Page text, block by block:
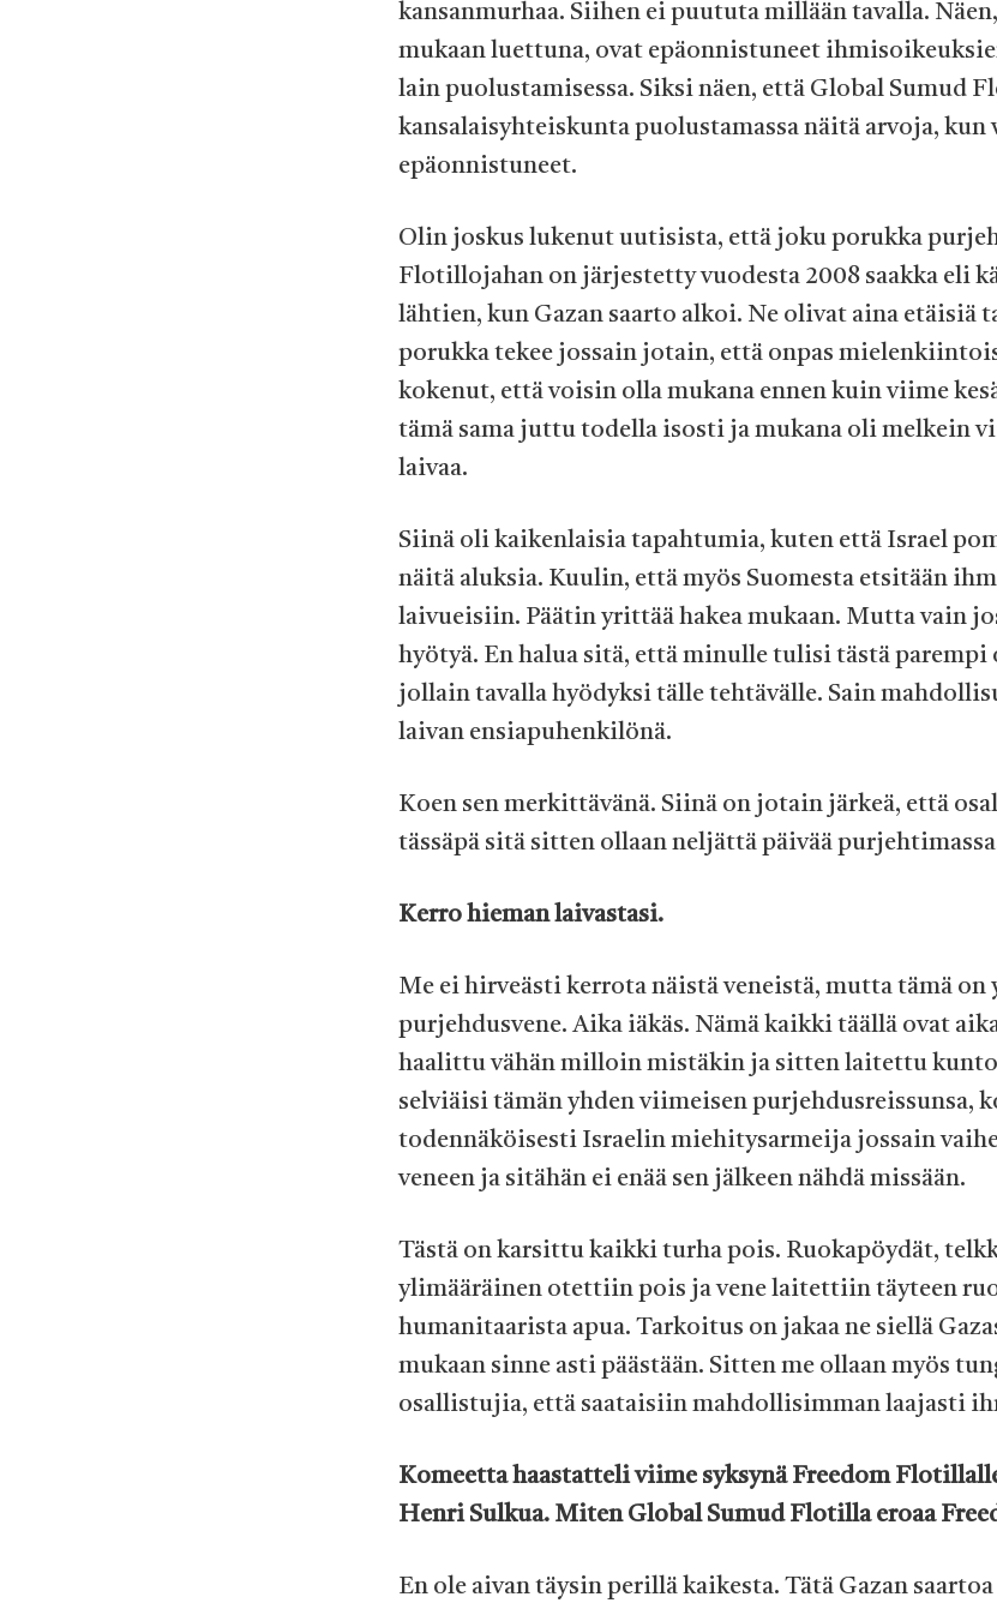
kansanmurhaa. Siihen ei puututa millään tavalla.
mukaan luettuna, ovat epäonnistuneet
lain puolustamisessa. Siksi näen, että Global Sumud
kansalaisyhteiskunta puolustamassa näitä arvoja,
epäonnistuneet.
Olin joskus lukenut uutisista, että joku porukka
Flotillojahan on järjestetty vuodesta 2008 saakka eli
lähtien, kun Gazan saarto alkoi. Ne olivat aina etäisiä
porukka tekee jossain jotain, että onpas
kokenut, että voisin olla mukana ennen kuin viime
tämä sama juttu todella isosti ja mukana oli melkein
laivaa.
Siinä oli kaikenlaisia tapahtumia, kuten että Israel
näitä aluksia. Kuulin, että myös Suomesta etsitään
laivueisiin. Päätin yrittää hakea mukaan. Mutta vain
hyötyä. En halua sitä, että minulle tulisi tästä parempi
jollain tavalla hyödyksi tälle tehtävälle. Sain
laivan ensiapuhenkilönä.
Koen sen merkittävänä. Siinä on jotain järkeä, että
tässäpä sitä sitten ollaan neljättä päivää
Kerro hieman laivastasi.
Me ei hirveästi kerrota näistä veneistä, mutta tämä on
purjehdusvene. Aika iäkäs. Nämä kaikki täällä ovat
haalittu vähän milloin mistäkin ja sitten laitettu
selviäisi tämän yhden viimeisen purjehdusreissunsa,
todennäköisesti Israelin miehitysarmeija jossain
veneen ja sitähän ei enää sen jälkeen nähdä missään.
Tästä on karsittu kaikki turha pois. Ruokapöydät,
ylimääräinen otettiin pois ja vene laitettiin täyteen
humanitaarista apua. Tarkoitus on jakaa ne siellä
mukaan sinne asti päästään. Sitten me ollaan myös
osallistujia, että saataisiin mahdollisimman laajasti
Komeetta haastatteli viime syksynä Freedom
Henri Sulkua. Miten Global Sumud Flotilla eroaa
En ole aivan täysin perillä kaikesta. Tätä Gazan